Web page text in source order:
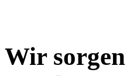
Wir